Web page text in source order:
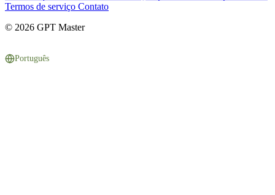
Termos de serviço Contato
© 2026 GPT Master
Português